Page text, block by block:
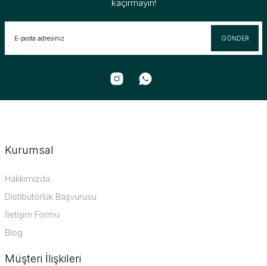
kaçırmayın!
GÖNDER
Kurumsal
Hakkımızda
Distibütörlük Başvurusu
İletişim Formu
Blog
Müşteri İlişkileri